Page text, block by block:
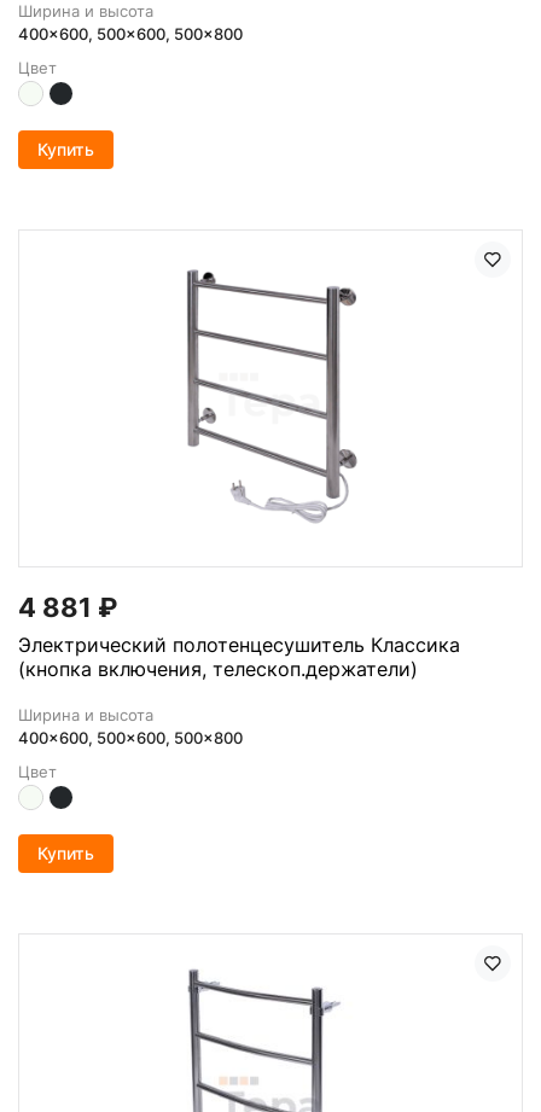
Ширина и высота
400x600, 500x600, 500x800
Цвет
Купить
4 881 ₽
Электрический полотенцесушитель Классика
(кнопка включения, телескоп.держатели)
Ширина и высота
400x600, 500x600, 500x800
Цвет
Купить